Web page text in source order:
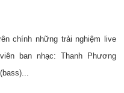
chính những trải nghiệm live
ban nhạc: Thanh Phương